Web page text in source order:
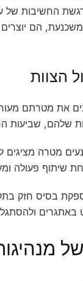
החשיבות
הם יוצרים
הצוות
את מטרתם
שלהם, שביעות
מטרה מציגים
פעולה
בסיס חזק
באתגרים